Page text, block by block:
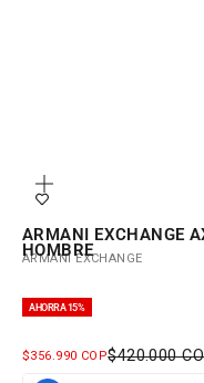
ARMANI EXCHANGE
HOMBRE
ARMANI EXCHANGE
AHORRA 15%
PRECIO DE OFERTA
$356.990 COPPRECIO
$420.000